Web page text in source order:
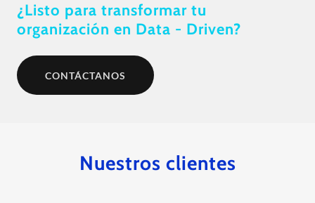
¿Listo para transformar tu
organización en Data - Driven?
CONTÁCTANOS
Nuestros clientes